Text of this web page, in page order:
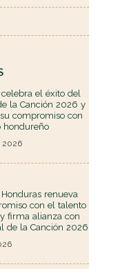
el éxito del
la Canción 2026 y
compromiso con
hondureño
2026
renueva
con el talento
firma alianza con
de la Canción 2026